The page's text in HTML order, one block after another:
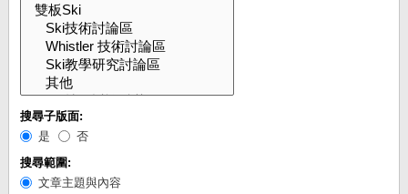
搜尋子版面:
是
否
搜尋範圍:
文章主題與內容